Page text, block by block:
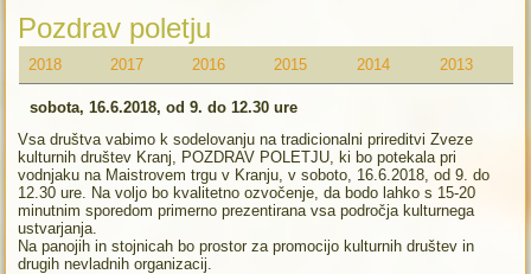
Pozdrav poletju
2018 2017 2016 2015 2014 2013
sobota, 16.6.2018, od 9. do 12.30 ure
Vsa društva vabimo k sodelovanju na tradicionalni prireditvi Zveze
kulturnih društev Kranj, POZDRAV POLETJU, ki bo potekala pri
vodnjaku na Maistrovem trgu v Kranju, v soboto, 16.6.2018, od 9. do
12.30 ure. Na voljo bo kvalitetno ozvočenje, da bodo lahko s 15-20
minutnim sporedom primerno prezentirana vsa področja kulturnega
ustvarjanja.
Na panojih in stojnicah bo prostor za promocijo kulturnih društev in
drugih nevladnih organizacij.